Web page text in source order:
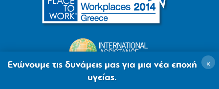
×
Ενώνουμε τις δυνάμεις μας για μια νέα εποχή
υγείας.